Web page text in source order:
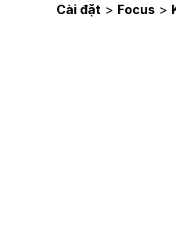
Cài đặt > Focus >